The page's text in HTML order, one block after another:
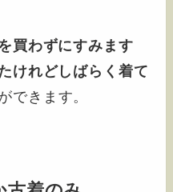
買わずにすみます
けれどしばらく着て
できます。